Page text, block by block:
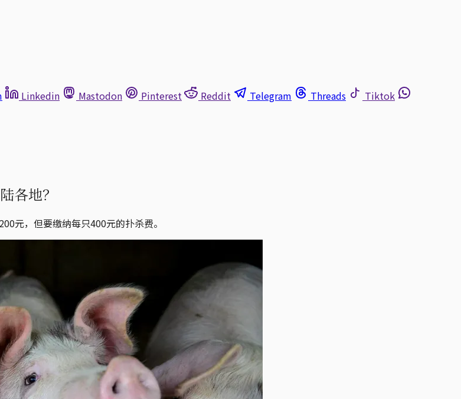
Linkedin Mastodon Pinterest Reddit Telegram Threads
Tiktok
各地？
元，但要缴纳每只400元的扑杀费。